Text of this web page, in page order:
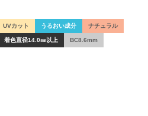
UVカット うるおい成分 ナチュラル
着色直径14.0㎜以上 BC8.6mm